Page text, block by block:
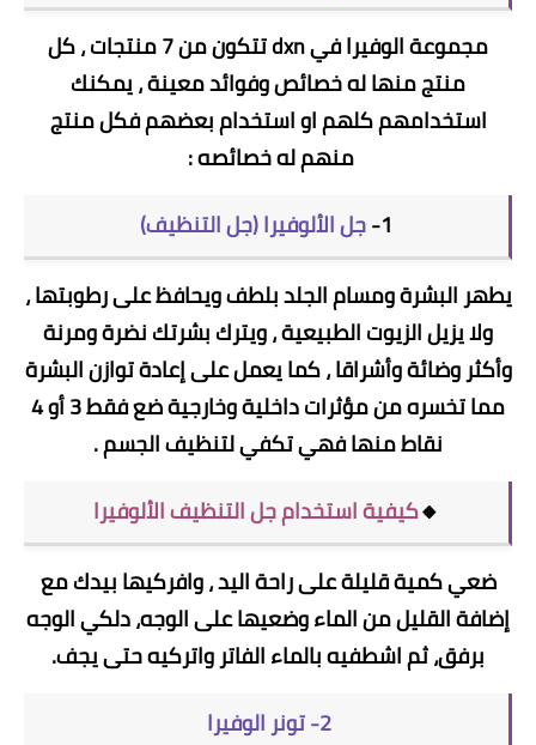
مجموعة الوفيرا في dxn تتكون من 7 منتجات ، كل
منتج منها له خصائص وفوائد معينة ، يمكنك
استخدامهم كلهم او استخدام بعضهم فكل منتج
منهم له خصائصه :
1- جل الألوفيرا (جل التنظيف)
يطهر البشرة ومسام الجلد بلطف ويحافظ على رطوبتها ،
ولا يزيل الزيوت الطبيعية ، ويترك بشرتك نضرة ومرنة
وأكثر وضائة وأشراقا ، كما يعمل على إعادة توازن البشرة
مما تخسره من مؤثرات داخلية وخارجية ضع فقط 3 أو 4
نقاط منها فهي تكفي لتنظيف الجسم .
🔸كيفية استخدام جل التنظيف الألوفيرا
ضعي كمية قليلة على راحة اليد ، وافركيها بيدك مع
إضافة القليل من الماء وضعيها على الوجه، دلكي الوجه
برفق، ثم اشطفيه بالماء الفاتر واتركيه حتى يجف.
2- تونر الوفيرا